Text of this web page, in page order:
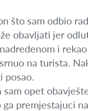
što sam odbio
obavljati jer
i
na turista.
posao.
opet
premjestajuci